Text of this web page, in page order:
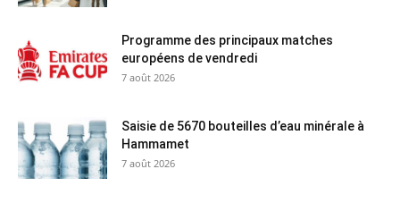
Programme des principaux matches
européens de vendredi
7 août 2026
Saisie de 5670 bouteilles d’eau minérale à
Hammamet
7 août 2026